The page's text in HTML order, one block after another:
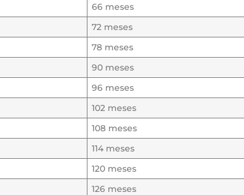
66 meses
72 meses
78 meses
90 meses
96 meses
102 meses
108 meses
114 meses
120 meses
126 meses